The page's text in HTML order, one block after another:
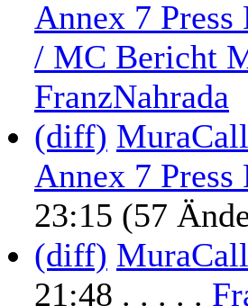
Annex 7 Press
/ MC Bericht
FranzNahrada
(diff)
Annex 7 Press
23:15 (57
(diff)
21:48 . . . . .